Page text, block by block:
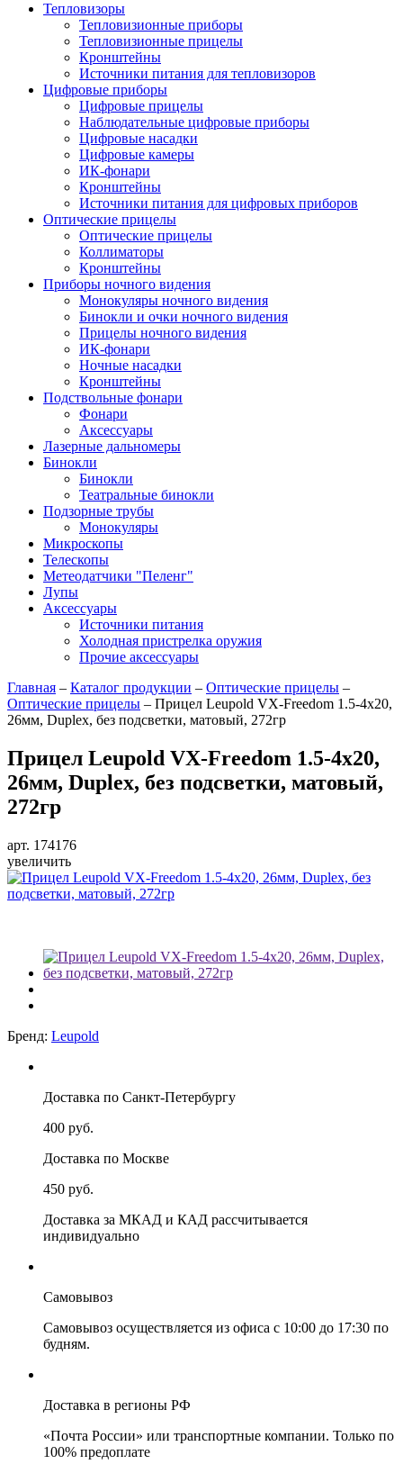
Тепловизоры
Тепловизионные приборы
Тепловизионные прицелы
Кронштейны
Источники питания для тепловизоров
Цифровые приборы
Цифровые прицелы
Наблюдательные цифровые приборы
Цифровые насадки
Цифровые камеры
ИК-фонари
Кронштейны
Источники питания для цифровых приборов
Оптические прицелы
Оптические прицелы
Коллиматоры
Кронштейны
Приборы ночного видения
Монокуляры ночного видения
Бинокли и очки ночного видения
Прицелы ночного видения
ИК-фонари
Ночные насадки
Кронштейны
Подствольные фонари
Фонари
Аксессуары
Лазерные дальномеры
Бинокли
Бинокли
Театральные бинокли
Подзорные трубы
Монокуляры
Микроскопы
Телескопы
Метеодатчики "Пеленг"
Лупы
Аксессуары
Источники питания
Холодная пристрелка оружия
Прочие аксессуары
Главная – Каталог продукции – Оптические прицелы –
Оптические прицелы – Прицел Leupold VX-Freedom 1.5-4x20,
26мм, Duplex, без подсветки, матовый, 272гр
Прицел Leupold VX-Freedom 1.5-4x20,
26мм, Duplex, без подсветки, матовый,
272гр
арт. 174176
увеличить
Бренд: Leupold
Доставка по Санкт-Петербургу
400 руб.
Доставка по Москве
450 руб.
Доставка за МКАД и КАД рассчитывается
индивидуально
Самовывоз
Самовывоз осуществляется из офиса с 10:00 до 17:30 по
будням.
Доставка в регионы РФ
«Почта России» или транспортные компании. Только по
100% предоплате